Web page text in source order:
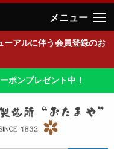
メニュー
ーアルに伴う会員登録のお
ポンプレゼント中！